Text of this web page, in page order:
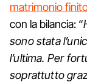
matrimonio
con la bilancia: “
sono stata
l’ultima. Per
soprattutto